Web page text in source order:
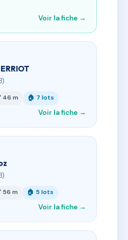
Voir la fiche →
46 m 🏠 7 lots
Voir la fiche →
56 m 🏠 5 lots
Voir la fiche →